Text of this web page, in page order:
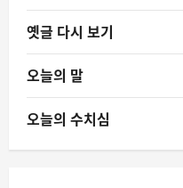
옛글 다시 보기
오늘의 말
오늘의 수치심